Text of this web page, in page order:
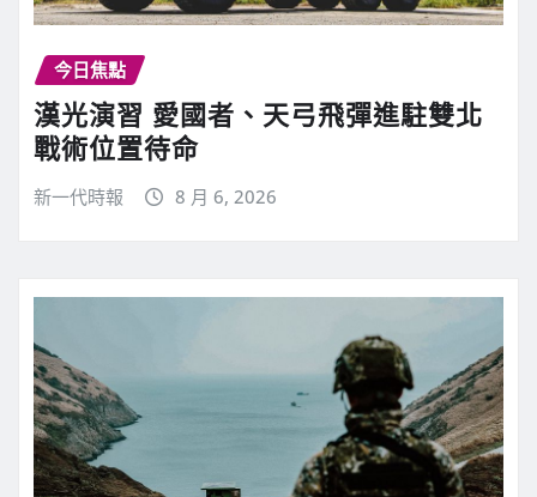
今日焦點
漢光演習 愛國者、天弓飛彈進駐雙北
戰術位置待命
新一代時報 8 月 6, 2026